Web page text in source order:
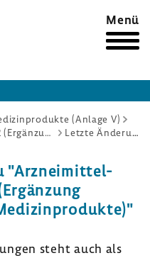
Menü
(Anlage V)
Arzneimittel-Richtlinie/ Anlage 12 (Ergänzung verordnungsfähiger Medizinprodukte)
Letzte Änderungen
"Arzneimittel-​
steht auch als